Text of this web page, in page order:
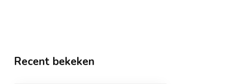
Recent bekeken